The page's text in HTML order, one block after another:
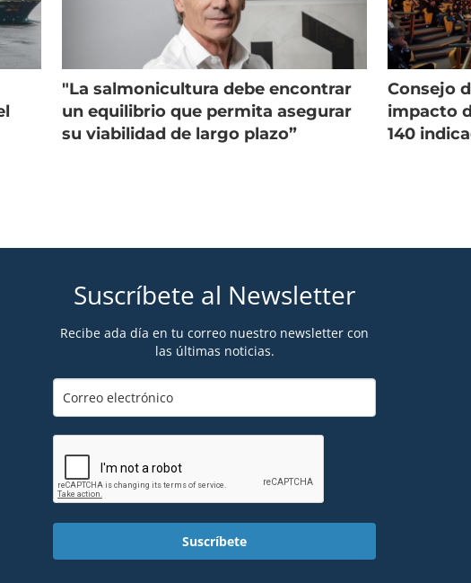
"La salmonicultura debe encontrar
un equilibrio que permita asegurar
su viabilidad de largo plazo”
Consejo
impacto
140
Suscríbete al Newsletter
Recibe ada día en tu correo nuestro newsletter con
las últimas noticias.
Suscríbete